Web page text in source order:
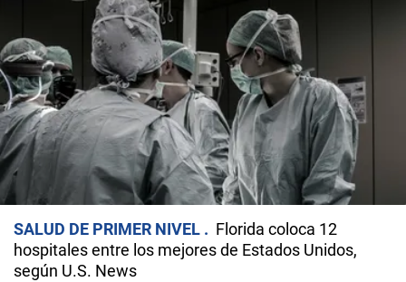
SALUD DE PRIMER NIVEL
Florida coloca 12
hospitales entre los mejores de Estados Unidos,
según U.S. News